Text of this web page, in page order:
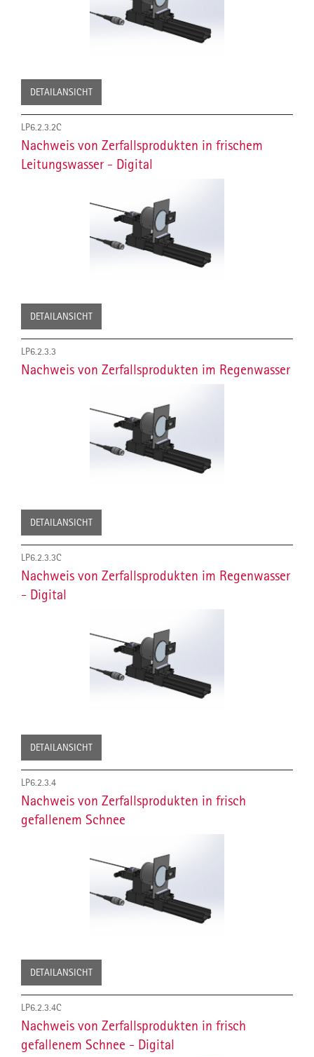
DETAILANSICHT
LP6.2.3.2C
Nachweis von Zerfallsprodukten in frischem
Leitungswasser - Digital
DETAILANSICHT
LP6.2.3.3
Nachweis von Zerfallsprodukten im Regenwasser
DETAILANSICHT
LP6.2.3.3C
Nachweis von Zerfallsprodukten im Regenwasser
- Digital
DETAILANSICHT
LP6.2.3.4
Nachweis von Zerfallsprodukten in frisch
gefallenem Schnee
DETAILANSICHT
LP6.2.3.4C
Nachweis von Zerfallsprodukten in frisch
gefallenem Schnee - Digital